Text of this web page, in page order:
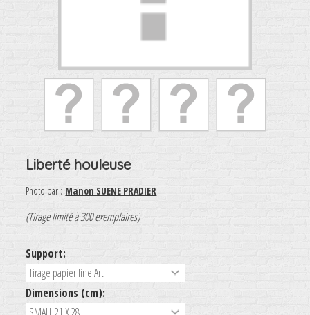
Liberté houleuse
Photo par : Manon SUENE PRADIER
(Tirage limité à 300 exemplaires)
Support:
Dimensions (cm):